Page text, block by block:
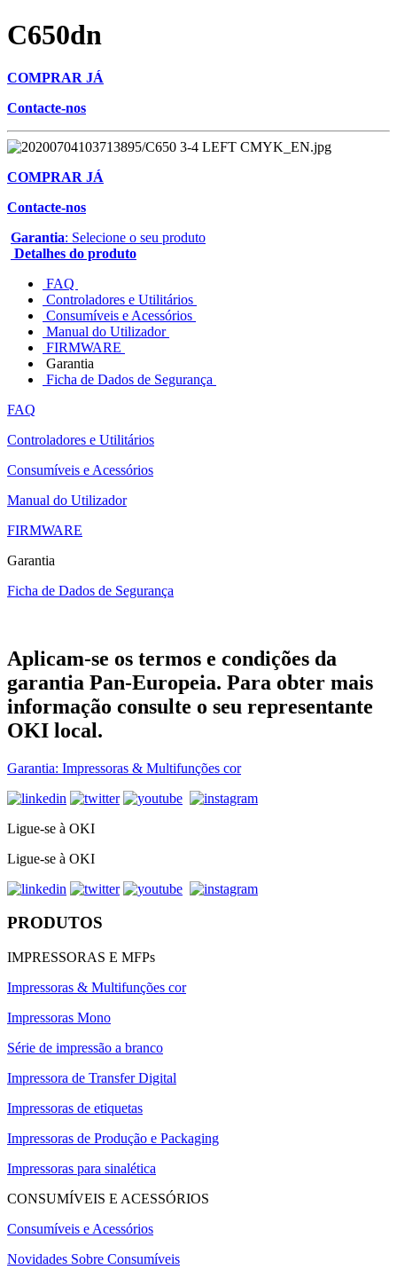
C650dn
COMPRAR JÁ
Contacte-nos
COMPRAR JÁ
Contacte-nos
Garantia: Selecione o seu produto
Detalhes do produto
FAQ
Controladores e Utilitários
Consumíveis e Acessórios
Manual do Utilizador
FIRMWARE
Garantia
Ficha de Dados de Segurança
FAQ
Controladores e Utilitários
Consumíveis e Acessórios
Manual do Utilizador
FIRMWARE
Garantia
Ficha de Dados de Segurança
Aplicam-se os termos e condições da
garantia Pan-Europeia. Para obter mais
informação consulte o seu representante
OKI local.
Garantia: Impressoras & Multifunções cor
Ligue-se à OKI
Ligue-se à OKI
PRODUTOS
IMPRESSORAS E MFPs
Impressoras & Multifunções cor
Impressoras Mono
Série de impressão a branco
Impressora de Transfer Digital
Impressoras de etiquetas
Impressoras de Produção e Packaging
Impressoras para sinalética
CONSUMÍVEIS E ACESSÓRIOS
Consumíveis e Acessórios
Novidades Sobre Consumíveis